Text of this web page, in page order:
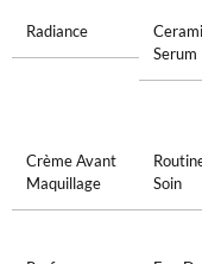
Radiance
Serum
Crème Avant
Maquillage
Soin